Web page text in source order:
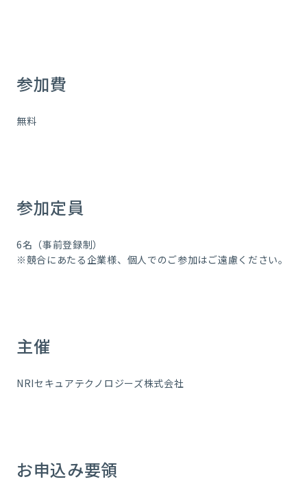
参加費
無料
参加定員
6名（事前登録制）
※競合にあたる企業様、個人でのご参加はご遠慮ください。
主催
NRIセキュアテクノロジーズ株式会社
お申込み要領